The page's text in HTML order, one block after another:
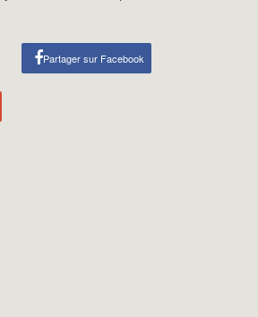
Partager sur Facebook